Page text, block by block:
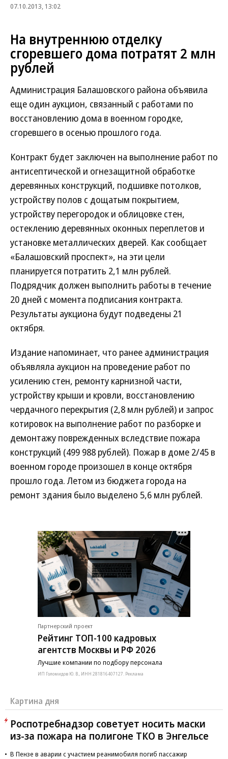
07.10.2013, 13:02
На внутреннюю отделку
сгоревшего дома потратят 2 млн
рублей
Администрация Балашовского района объявила
еще один аукцион, связанный с работами по
восстановлению дома в военном городке,
сгоревшего в осенью прошлого года.
Контракт будет заключен на выполнение работ по
антисептической и огнезащитной обработке
деревянных конструкций, подшивке потолков,
устройству полов с дощатым покрытием,
устройству перегородок и облицовке стен,
остеклению деревянных оконных переплетов и
установке металлических дверей. Как сообщает
«Балашовский проспект», на эти цели
планируется потратить 2,1 млн рублей.
Подрядчик должен выполнить работы в течение
20 дней с момента подписания контракта.
Результаты аукциона будут подведены 21
октября.
Издание напоминает, что ранее администрация
объявляла аукцион на проведение работ по
усилению стен, ремонту карнизной части,
устройству крыши и кровли, восстановлению
чердачного перекрытия (2,8 млн рублей) и запрос
котировок на выполнение работ по разборке и
демонтажу поврежденных вследствие пожара
конструкций (499 988 рублей). Пожар в доме 2/45 в
военном городе произошел в конце октября
прошло года. Летом из бюджета города на
ремонт здания было выделено 5,6 млн рублей.
Партнерский проект
Рейтинг ТОП-100 кадровых
агентств Москвы и РФ 2026
Лучшие компании по подбору персонала
ИП Голомидов Ю. В., ИНН 281816407127. Реклама
Картина дня
Роспотребнадзор советует носить маски
из-за пожара на полигоне ТКО в Энгельсе
В Пензе в аварии с участием реанимобиля погиб пассажир